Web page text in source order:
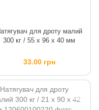
для дроту малий
300 кг / 55 х 96 х 40 мм
33.00 грн